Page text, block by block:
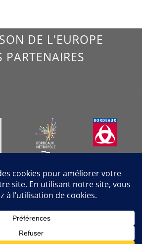
DE L'EUROPE
PARTENAIRES